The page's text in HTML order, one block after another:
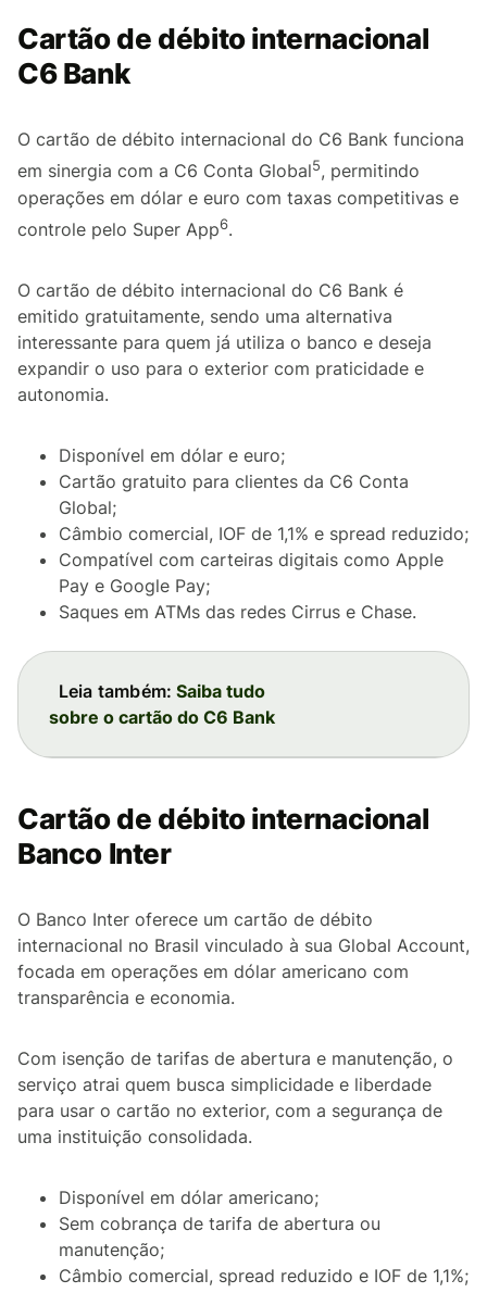
Cartão de débito internacional
C6 Bank
O cartão de débito internacional do C6 Bank funciona
em sinergia com a C6 Conta Global5, permitindo
operações em dólar e euro com taxas competitivas e
controle pelo Super App6.
O cartão de débito internacional do C6 Bank é
emitido gratuitamente, sendo uma alternativa
interessante para quem já utiliza o banco e deseja
expandir o uso para o exterior com praticidade e
autonomia.
Disponível em dólar e euro;
Cartão gratuito para clientes da C6 Conta
Global;
Câmbio comercial, IOF de 1,1% e spread reduzido;
Compatível com carteiras digitais como Apple
Pay e Google Pay;
Saques em ATMs das redes Cirrus e Chase.
Leia também: Saiba tudo
sobre o cartão do C6 Bank
Cartão de débito internacional
Banco Inter
O Banco Inter oferece um cartão de débito
internacional no Brasil vinculado à sua Global Account,
focada em operações em dólar americano com
transparência e economia.
Com isenção de tarifas de abertura e manutenção, o
serviço atrai quem busca simplicidade e liberdade
para usar o cartão no exterior, com a segurança de
uma instituição consolidada.
Disponível em dólar americano;
Sem cobrança de tarifa de abertura ou
manutenção;
Câmbio comercial, spread reduzido e IOF de 1,1%;